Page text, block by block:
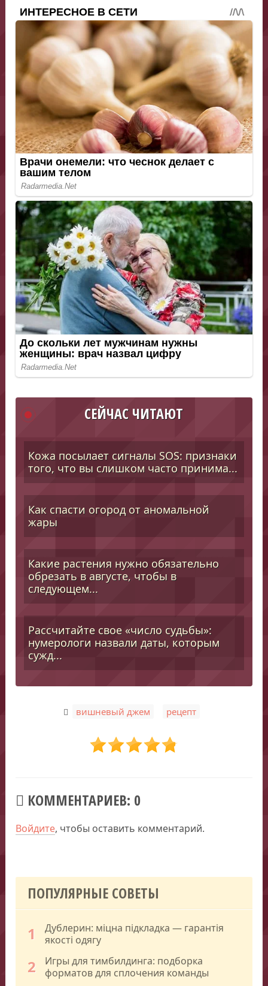
СЕЙЧАС ЧИТАЮТ
Кожа посылает сигналы SOS: признаки
того, что вы слишком часто принима...
Как спасти огород от аномальной
жары
Какие растения нужно обязательно
обрезать в августе, чтобы в
следующем...
Рассчитайте свое «число судьбы»:
нумерологи назвали даты, которым
сужд...
вишневый джем рецепт
КОММЕНТАРИЕВ: 0
Войдите, чтобы оставить комментарий.
ПОПУЛЯРНЫЕ СОВЕТЫ
1
Дублерин: міцна підкладка — гарантія
якості одягу
2
Игры для тимбилдинга: подборка
форматов для сплочения команды